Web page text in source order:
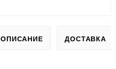
ОПИСАНИЕ ДОСТАВКА